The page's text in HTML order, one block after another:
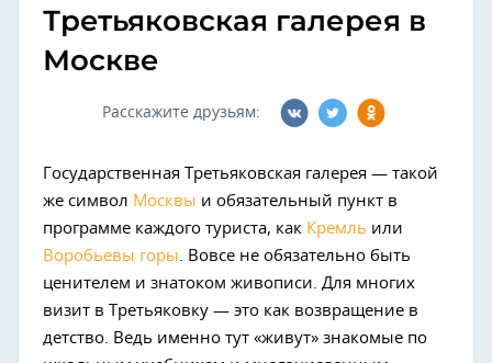
Третьяковская галерея в
Москве
Расскажите друзьям:
Государственная Третьяковская галерея — такой
же символ Москвы и обязательный пункт в
программе каждого туриста, как Кремль или
Воробьевы горы. Вовсе не обязательно быть
ценителем и знатоком живописи. Для многих
визит в Третьяковку — это как возвращение в
детство. Ведь именно тут «живут» знакомые по